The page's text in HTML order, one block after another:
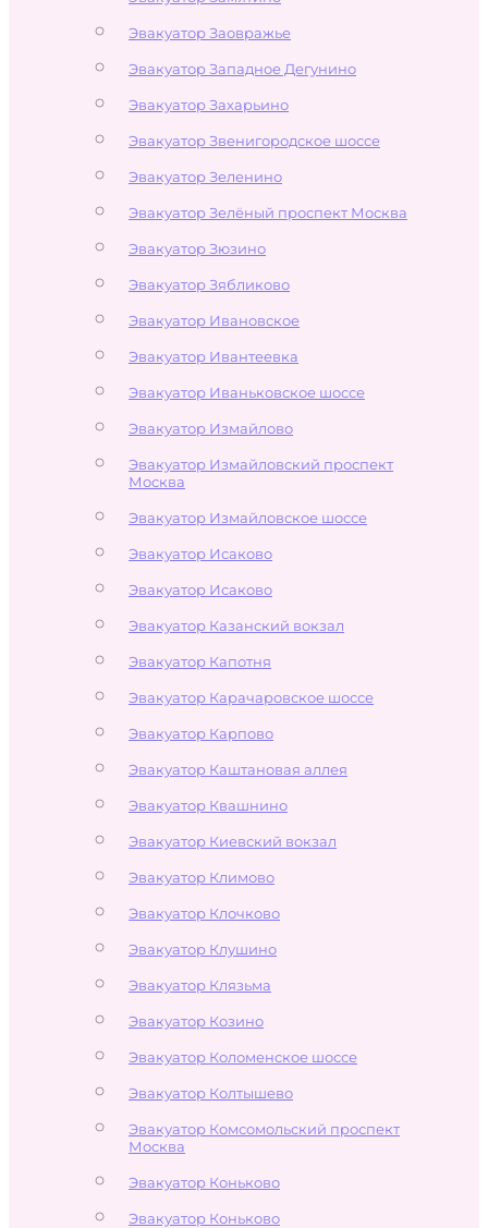
Эвакуатор Заовражье
Эвакуатор Западное Дегунино
Эвакуатор Захарьино
Эвакуатор Звенигородское шоссе
Эвакуатор Зеленино
Эвакуатор Зелёный проспект Москва
Эвакуатор Зюзино
Эвакуатор Зябликово
Эвакуатор Ивановское
Эвакуатор Ивантеевка
Эвакуатор Иваньковское шоссе
Эвакуатор Измайлово
Эвакуатор Измайловский проспект
Москва
Эвакуатор Измайловское шоссе
Эвакуатор Исаково
Эвакуатор Исаково
Эвакуатор Казанский вокзал
Эвакуатор Капотня
Эвакуатор Карачаровское шоссе
Эвакуатор Карпово
Эвакуатор Каштановая аллея
Эвакуатор Квашнино
Эвакуатор Киевский вокзал
Эвакуатор Климово
Эвакуатор Клочково
Эвакуатор Клушино
Эвакуатор Клязьма
Эвакуатор Козино
Эвакуатор Коломенское шоссе
Эвакуатор Колтышево
Эвакуатор Комсомольский проспект
Москва
Эвакуатор Коньково
Эвакуатор Коньково